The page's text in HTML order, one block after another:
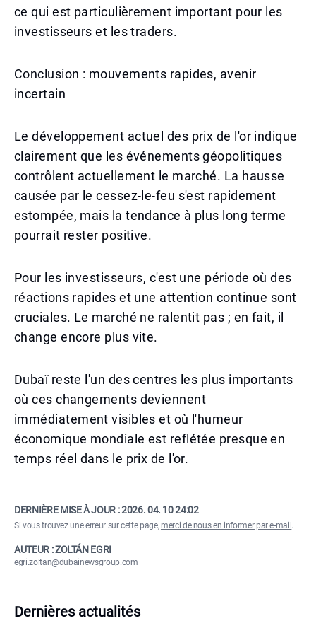
ce qui est particulièrement important pour les
investisseurs et les traders.
Conclusion : mouvements rapides, avenir
incertain
Le développement actuel des prix de l'or indique
clairement que les événements géopolitiques
contrôlent actuellement le marché. La hausse
causée par le cessez-le-feu s'est rapidement
estompée, mais la tendance à plus long terme
pourrait rester positive.
Pour les investisseurs, c'est une période où des
réactions rapides et une attention continue sont
cruciales. Le marché ne ralentit pas ; en fait, il
change encore plus vite.
Dubaï reste l'un des centres les plus importants
où ces changements deviennent
immédiatement visibles et où l'humeur
économique mondiale est reflétée presque en
temps réel dans le prix de l'or.
DERNIÈRE MISE À JOUR :2026. 04. 10 24:02
Si vous trouvez une erreur sur cette page,merci de nous en informer par e-mail .
AUTEUR : ZOLTÁN EGRI
egri.zoltan@dubainewsgroup.com
Dernières actualités